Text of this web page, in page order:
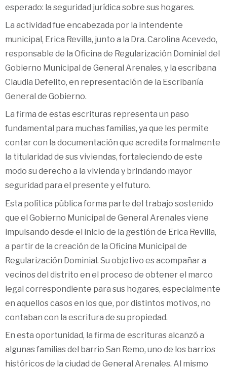
esperado: la seguridad jurídica sobre sus hogares.
La actividad fue encabezada por la intendente
municipal, Erica Revilla, junto a la Dra. Carolina Acevedo,
responsable de la Oficina de Regularización Dominial del
Gobierno Municipal de General Arenales, y la escribana
Claudia Defelito, en representación de la Escribanía
General de Gobierno.
La firma de estas escrituras representa un paso
fundamental para muchas familias, ya que les permite
contar con la documentación que acredita formalmente
la titularidad de sus viviendas, fortaleciendo de este
modo su derecho a la vivienda y brindando mayor
seguridad para el presente y el futuro.
Esta política pública forma parte del trabajo sostenido
que el Gobierno Municipal de General Arenales viene
impulsando desde el inicio de la gestión de Erica Revilla,
a partir de la creación de la Oficina Municipal de
Regularización Dominial. Su objetivo es acompañar a
vecinos del distrito en el proceso de obtener el marco
legal correspondiente para sus hogares, especialmente
en aquellos casos en los que, por distintos motivos, no
contaban con la escritura de su propiedad.
En esta oportunidad, la firma de escrituras alcanzó a
algunas familias del barrio San Remo, uno de los barrios
históricos de la ciudad de General Arenales. Al mismo